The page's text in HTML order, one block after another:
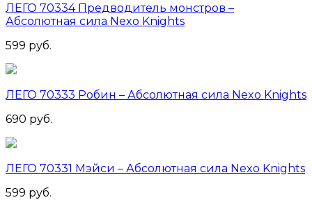
ЛЕГО 70334 Предводитель монстров –
Абсолютная сила Nexo Knights
599 руб.
ЛЕГО 70333 Робин – Абсолютная сила Nexo Knights
690 руб.
ЛЕГО 70331 Мэйси – Абсолютная сила Nexo Knights
599 руб.